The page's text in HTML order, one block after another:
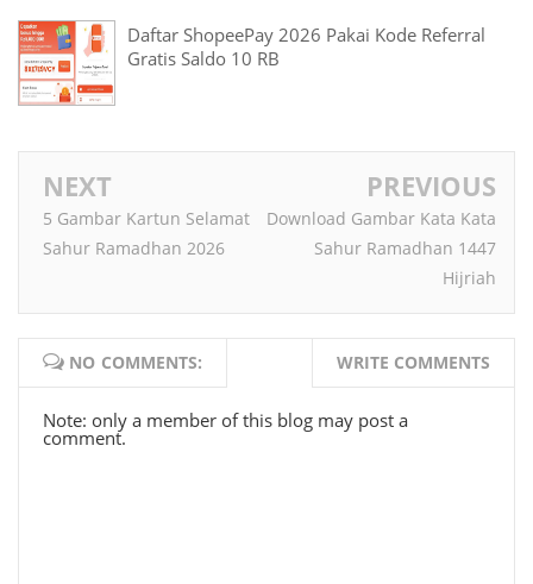
Daftar ShopeePay 2026 Pakai Kode Referral
Gratis Saldo 10 RB
NEXT
5 Gambar Kartun Selamat
Sahur Ramadhan 2026
PREVIOUS
Download Gambar Kata Kata
Sahur Ramadhan 1447
Hijriah
NO COMMENTS: WRITE COMMENTS
Note: only a member of this blog may post a
comment.